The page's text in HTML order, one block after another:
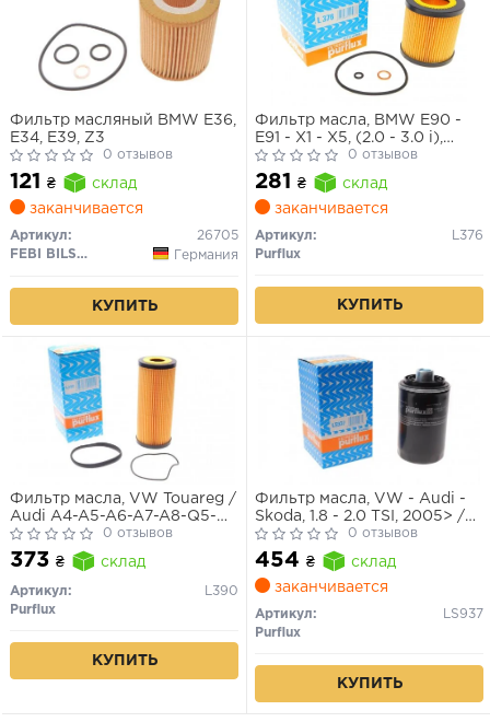
Фильтр масляный BMW E36,
E34, E39, Z3
0 отзывов
121 ₴
склад
заканчивается
Артикул:
26705
FEBI BILSTEIN
Германия
КУПИТЬ
Фильтр масла, BMW E90 -
E91 - X1 - X5, (2.0 - 3.0 i),
2004>
0 отзывов
281 ₴
склад
заканчивается
Артикул:
L376
Purflux
КУПИТЬ
Фильтр масла, VW Touareg /
Audi A4-A5-A6-A7-A8-Q5-
Q7, 2.4-3.0-3.2 i/FSI/TFSI,
2004>
0 отзывов
373 ₴ склад
Артикул:
L390
Purflux
КУПИТЬ
Фильтр масла, VW - Audi -
Skoda, 1.8 - 2.0 TSI, 2005> /
T-5, 2.0 TSI, 2011>
0 отзывов
454 ₴
склад
заканчивается
Артикул:
LS937
Purflux
КУПИТЬ